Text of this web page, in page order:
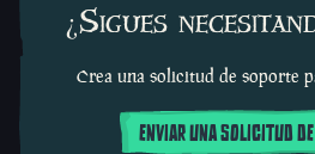
¿Sigues
Crea una solicitud de soporte
ENVIAR UNA SOLICITUD